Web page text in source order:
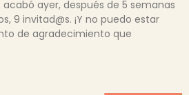
acabó ayer, después de 5 semanas
9 invitad@s. ¡Y no puedo estar
de agradecimiento que